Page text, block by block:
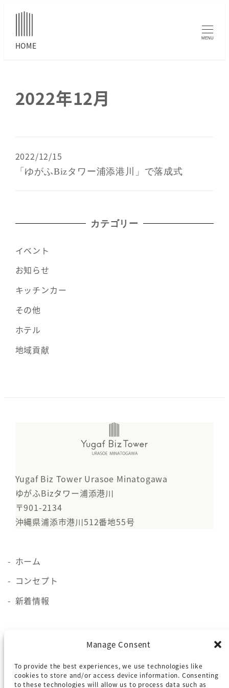
Manage Consent
To provide the best experiences, we use technologies like
cookies to store and/or access device information. Consenting
to these technologies will allow us to process data such as
MENU
2022年12月
「ゆがふBizタワー浦添港川」で落成式
2022/12/15
カテゴリー
イベント
お知らせ
キッチンカー
その他
ホテル
地域貢献
Yugaf Biz Tower Urasoe Minatogawa
ゆがふBizタワー浦添港川
〒901-2134
沖縄県浦添市港川512番地55号
ホーム
コンセプト
新着情報
ロケーション